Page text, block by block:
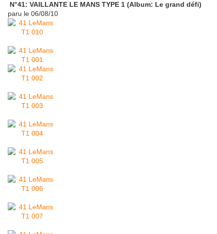
N°41: VAILLANTE LE MANS TYPE 1 (Album: Le grand défi)
paru le 06/08/10